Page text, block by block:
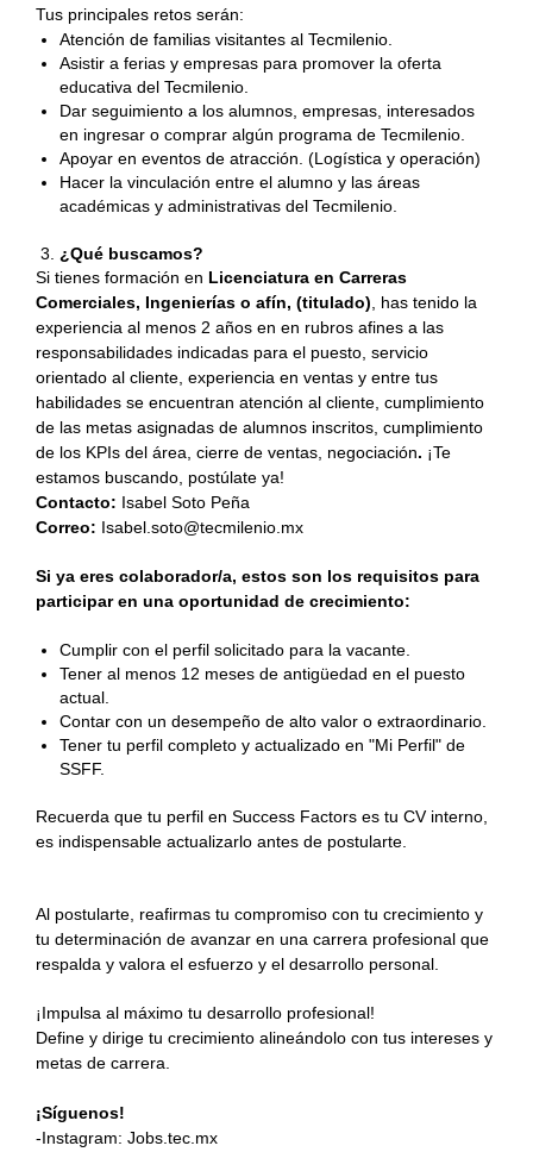
Tus principales retos serán:
Atención de familias visitantes al Tecmilenio.
Asistir a ferias y empresas para promover la oferta
educativa del Tecmilenio.
Dar seguimiento a los alumnos, empresas, interesados
en ingresar o comprar algún programa de Tecmilenio.
Apoyar en eventos de atracción. (Logística y operación)
Hacer la vinculación entre el alumno y las áreas
académicas y administrativas del Tecmilenio.
¿Qué buscamos?
Si tienes formación en Licenciatura en Carreras
Comerciales, Ingenierías o afín, (titulado) , has tenido la
experiencia al menos 2 años en en rubros afines a las
responsabilidades indicadas para el puesto, servicio
orientado al cliente, experiencia en ventas y entre tus
habilidades se encuentran atención al cliente, cumplimiento
de las metas asignadas de alumnos inscritos, cumplimiento
de los KPIs del área, cierre de ventas, negociación. ¡Te
estamos buscando, postúlate ya!
Contacto: Isabel Soto Peña
Correo: Isabel.soto@tecmilenio.mx
Si ya eres colaborador/a, estos son los requisitos para
participar en una oportunidad de crecimiento:
Cumplir con el perfil solicitado para la vacante.
Tener al menos 12 meses de antigüedad en el puesto
actual.
Contar con un desempeño de alto valor o extraordinario.
Tener tu perfil completo y actualizado en "Mi Perfil" de
SSFF.
Recuerda que tu perfil en Success Factors es tu CV interno,
es indispensable actualizarlo antes de postularte.
Al postularte, reafirmas tu compromiso con tu crecimiento y
tu determinación de avanzar en una carrera profesional que
respalda y valora el esfuerzo y el desarrollo personal.
¡Impulsa al máximo tu desarrollo profesional!
Define y dirige tu crecimiento alineándolo con tus intereses y
metas de carrera.
¡Síguenos!
-Instagram: Jobs.tec.mx